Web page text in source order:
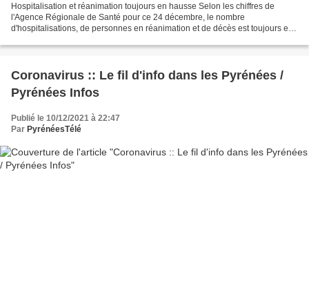
Hospitalisation et réanimation toujours en hausse Selon les chiffres de
l'Agence Régionale de Santé pour ce 24 décembre, le nombre
d'hospitalisations, de personnes en réanimation et de décès est toujours en
Coronavirus :: Le fil d'info dans les Pyrénées /
Pyrénées Infos
Publié le 10/12/2021 à 22:47
Par PyrénéesTélé